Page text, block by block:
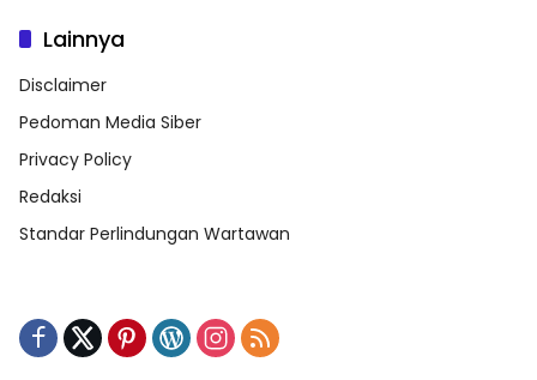
Lainnya
Disclaimer
Pedoman Media Siber
Privacy Policy
Redaksi
Standar Perlindungan Wartawan